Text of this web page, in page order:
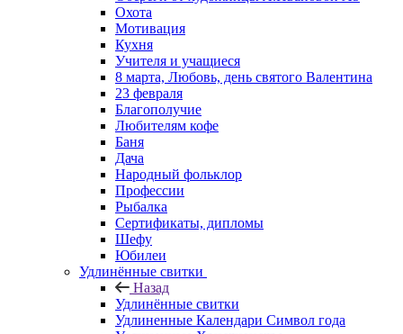
Охота
Мотивация
Кухня
Учителя и учащиеся
8 марта, Любовь, день святого Валентина
23 февраля
Благополучие
Любителям кофе
Баня
Дача
Народный фольклор
Профессии
Рыбалка
Сертификаты, дипломы
Шефу
Юбилеи
Удлинённые свитки
Назад
Удлинённые свитки
Удлиненные Календари Символ года